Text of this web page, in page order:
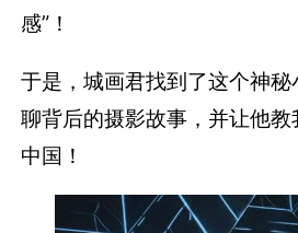
感”！
于是，城画君找到了这个神秘
聊背后的摄影故事，并让他
中国！